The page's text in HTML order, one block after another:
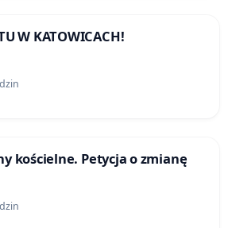
W KATOWICACH!
kościelne. Petycja o zmianę